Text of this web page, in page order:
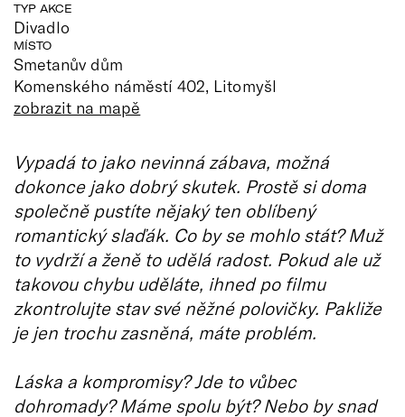
TYP AKCE
Divadlo
MÍSTO
Smetanův dům
Komenského náměstí 402, Litomyšl
zobrazit na mapě
Vypadá to jako nevinná zábava, možná
dokonce jako dobrý skutek. Prostě si doma
společně pustíte nějaký ten oblíbený
romantický slaďák. Co by se mohlo stát? Muž
to vydrží a ženě to udělá radost. Pokud ale už
takovou chybu uděláte, ihned po filmu
zkontrolujte stav své něžné polovičky. Pakliže
je jen trochu zasněná, máte problém.
Láska a kompromisy? Jde to vůbec
dohromady? Máme spolu být? Nebo by snad